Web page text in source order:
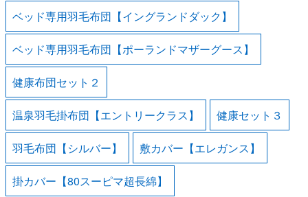
ベッド専用羽毛布団【イングランドダック】
ベッド専用羽毛布団【ポーランドマザーグース】
健康布団セット２
温泉羽毛掛布団【エントリークラス】 健康セット３
羽毛布団【シルバー】 敷カバー【エレガンス】
掛カバー【80スーピマ超長綿】